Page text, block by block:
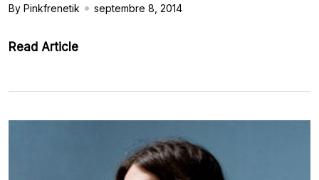
By Pinkfrenetik septembre 8, 2014
Read Article